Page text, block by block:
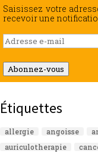
Saisissez votre
recevoir une
Adresse
e-
mail
Abonnez-vous
Étiquettes
allergie angoisse
auriculotherapie